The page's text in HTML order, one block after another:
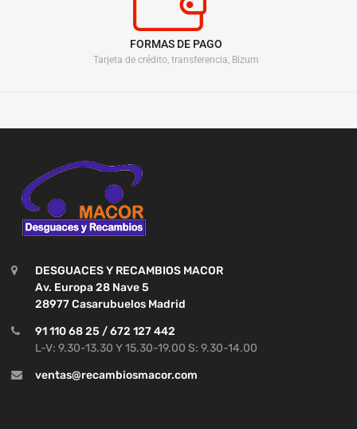
FORMAS DE PAGO
Tarjeta de crédito, transferencia, Bizum
DESGUACES Y RECAMBIOS MACOR
Av. Europa 28 Nave 5
28977 Casarubuelos Madrid
91 110 68 25 / 672 127 442
L-V: 9.30-13.30 Y 15.30-19.00 S: 9.30-14.00
ventas@recambiosmacor.com